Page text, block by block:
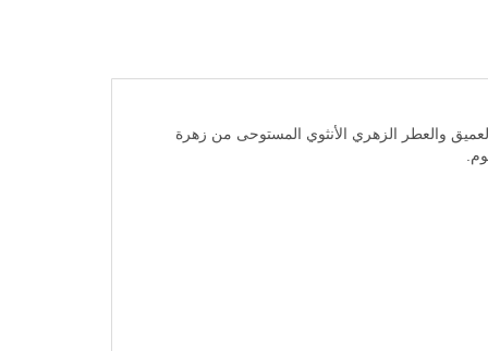
التنظيف العميق والعطر الزهري الأنثوي المستوحى من زهرة